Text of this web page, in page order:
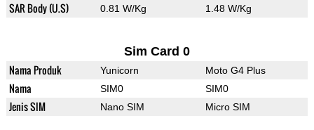
SAR Body (U.S) 0.81 W/Kg 1.48 W/Kg
Sim Card 0
Nama Produk Yunicorn Moto G4 Plus
Nama SIM0 SIM0
Jenis SIM Nano SIM Micro SIM